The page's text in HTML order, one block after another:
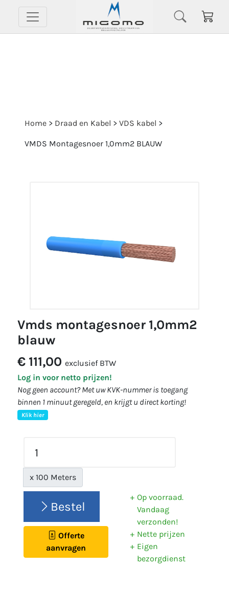
Home > Draad en Kabel > VDS kabel >
VMDS Montagesnoer 1,0mm2 BLAUW
vmds montagesnoer 1,0mm2
blauw
€ 111,00 exclusief BTW
Log in voor netto prijzen!
Nog geen account? Met uw KVK-nummer is toegang
binnen 1 minuut geregeld, en krijgt u direct korting!
Klik hier
x 100 Meters
Bestel
Offerte
aanvragen
Op voorraad.
Vandaag
verzonden!
Nette prijzen
Eigen
bezorgdienst